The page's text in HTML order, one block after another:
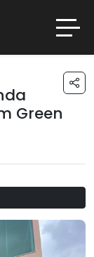
Green